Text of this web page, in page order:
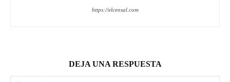
https://elcensal.com
DEJA UNA RESPUESTA